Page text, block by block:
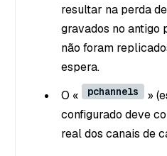
resultar na perda
gravados no antigo
não foram
espera.
O «
pchannels
»
configurado deve
real dos canais de